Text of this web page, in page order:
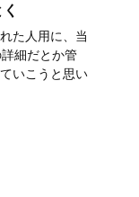
た人用に、当
細だとか管
いこうと思い